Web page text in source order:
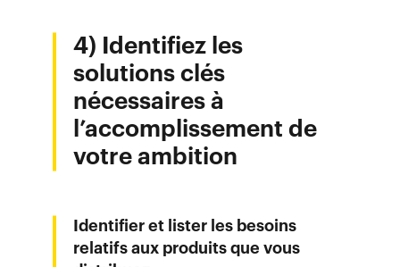
4) Identifiez les
solutions clés
nécessaires à
l’accomplissement de
votre ambition
Identifier et lister les besoins
relatifs aux produits que vous